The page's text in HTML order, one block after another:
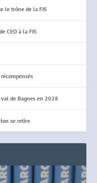
le trône de la FIS
CEO à la FIS
de Bagnes en 2028
se retire